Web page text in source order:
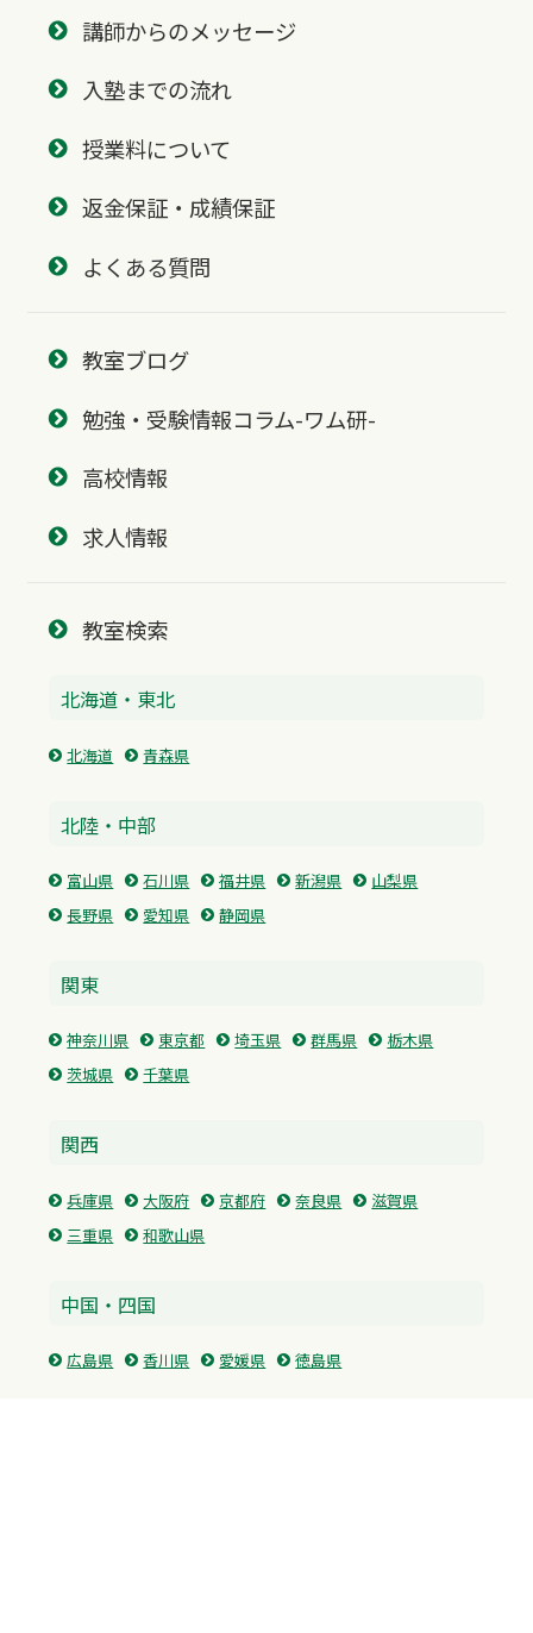
講師からのメッセージ
入塾までの流れ
授業料について
返金保証・成績保証
よくある質問
教室ブログ
勉強・受験情報コラム-ワム研-
高校情報
求人情報
教室検索
北海道・東北
北海道 青森県
北陸・中部
富山県 石川県 福井県 新潟県
山梨県
長野県
愛知県 静岡県
関東
神奈川県 東京都 埼玉県 群馬県
栃木県
茨城県
千葉県
関西
兵庫県 大阪府 京都府 奈良県
滋賀県
三重県
和歌山県
中国・四国
広島県 香川県 愛媛県 徳島県